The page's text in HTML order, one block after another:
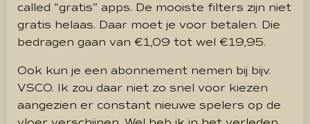
called “gratis” apps. De mooiste filters zijn niet
gratis helaas. Daar moet je voor betalen. Die
bedragen gaan van €1,09 tot wel €19,95.
Ook kun je een abonnement nemen bij bijv.
VSCO. Ik zou daar niet zo snel voor kiezen
aangezien er constant nieuwe spelers op de